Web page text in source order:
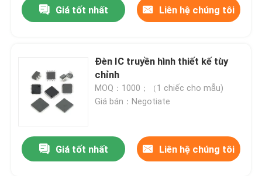
Giá tốt nhất Liên hệ chúng tôi
Đèn IC truyền hình thiết kế tùy
chỉnh
MOQ：1000；（1 chiếc cho mẫu)
Giá bán：Negotiate
Giá tốt nhất Liên hệ chúng tôi